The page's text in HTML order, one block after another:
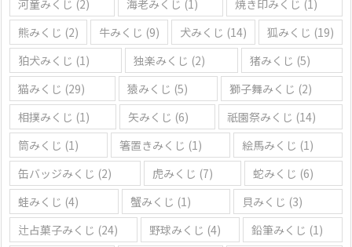
河童みくじ (2) 海老みくじ (1) 焼き印みくじ (1)
熊みくじ (2) 牛みくじ (9) 犬みくじ (14) 狐みくじ (19)
狛犬みくじ (1) 独楽みくじ (2) 猪みくじ (5)
猫みくじ (29) 猿みくじ (5) 獅子舞みくじ (2)
相撲みくじ (1) 矢みくじ (6) 祇園祭みくじ (14)
筒みくじ (1) 箸置きみくじ (1) 絵馬みくじ (1)
缶バッジみくじ (2) 虎みくじ (7) 蛇みくじ (6)
蛙みくじ (4) 蟹みくじ (1) 貝みくじ (3)
辻占菓子みくじ (24) 野球みくじ (4) 鉛筆みくじ (1)